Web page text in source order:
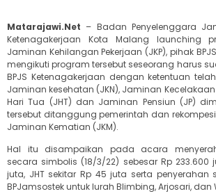
Matarajawi.Net – Badan Penyelenggara
Ketenagakerjaan Kota Malang launching
Jaminan Kehilangan Pekerjaan (JKP), pihak
mengikuti program tersebut seseorang harus
BPJS Ketenagakerjaan dengan ketentuan
Jaminan kesehatan (JKN), Jaminan Kecelakaan
Hari Tua (JHT) dan Jaminan Pensiun (JP)
tersebut ditanggung pemerintah dan
Jaminan Kematian (JKM).
Hal itu disampaikan pada acara
secara simbolis (18/3/22) sebesar Rp 233.600
juta, JHT sekitar Rp 45 juta serta penyerahan
BPJamsostek untuk lurah Blimbing, Arjosari, dan